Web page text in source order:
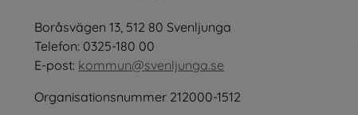
i nytt fönster.
fönster.
Boråsvägen 13, 512 80 Svenljunga
Telefon: 0325-180 00
E-post: kommun@svenljunga.se
Organisationsnummer 212000-1512